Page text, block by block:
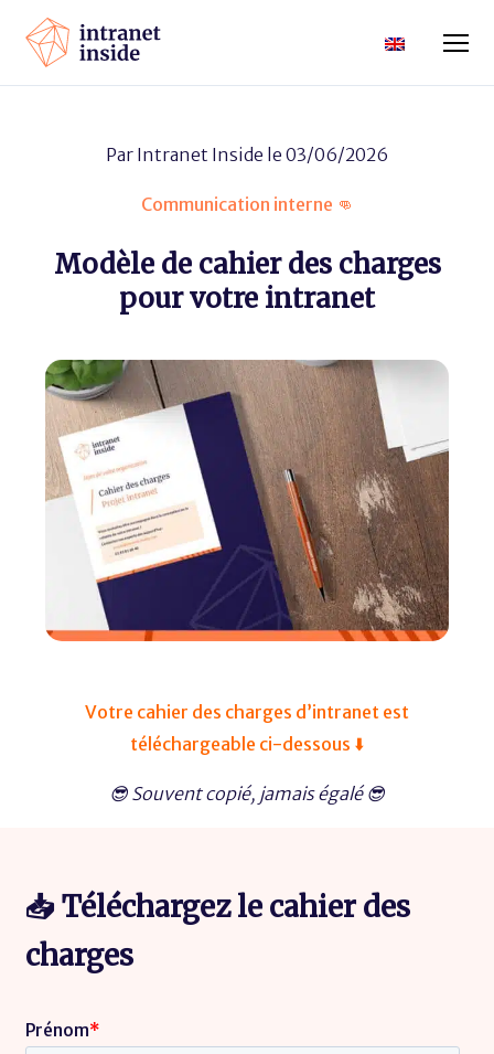
Par Intranet Inside le 03/06/2026
Communication interne 👊
Modèle de cahier des charges
pour votre intranet
Votre cahier des charges d’intranet est
téléchargeable ci-dessous ⬇️
😎 Souvent copié, jamais égalé 😎
📥 Téléchargez le cahier des
charges